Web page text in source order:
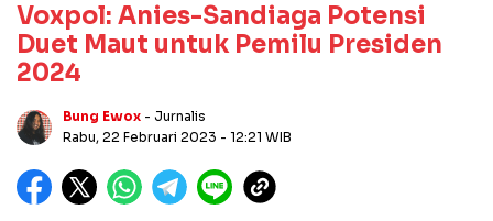
Voxpol: Anies-Sandiaga Potensi
Duet Maut untuk Pemilu Presiden
2024
Bung Ewox - Jurnalis
Rabu, 22 Februari 2023 - 12:21 WIB